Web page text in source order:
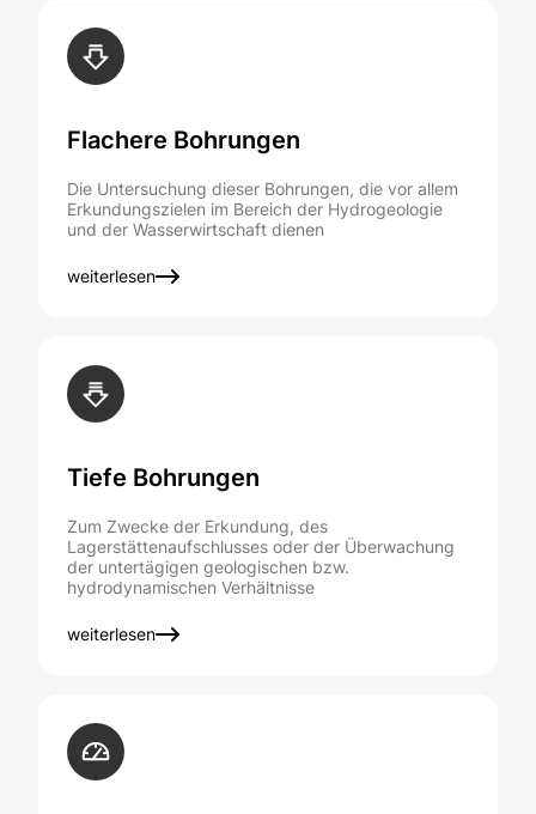
Flachere Bohrungen
Die Untersuchung dieser Bohrungen, die vor allem
Erkundungszielen im Bereich der Hydrogeologie
und der Wasserwirtschaft dienen
weiterlesen
Tiefe Bohrungen
Zum Zwecke der Erkundung, des
Lagerstättenaufschlusses oder der Überwachung
der untertägigen geologischen bzw.
hydrodynamischen Verhältnisse
weiterlesen